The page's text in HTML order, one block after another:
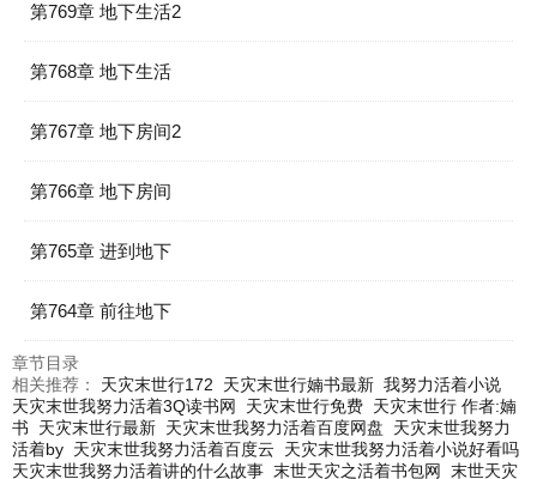
第769章 地下生活2
第768章 地下生活
第767章 地下房间2
第766章 地下房间
第765章 进到地下
第764章 前往地下
章节目录
相关推荐： 天灾末世行172 天灾末世行婻书最新 我努力活着小说
天灾末世我努力活着3Q读书网
天灾末世行免费 天灾末世行 作者:婻
书
天灾末世行最新 天灾末世我努力活着百度网盘
天灾末世我努力
活着by 天灾末世我努力活着百度云
天灾末世我努力活着小说好看吗
天灾末世我努力活着讲的什么故事 末世天灾之活着书包网 末世天灾